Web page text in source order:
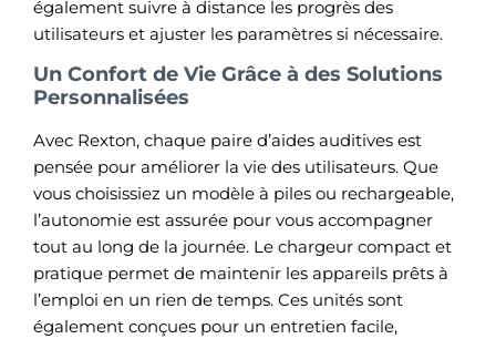
également suivre à distance les progrès des
utilisateurs et ajuster les paramètres si nécessaire.
Un Confort de Vie Grâce à des Solutions
Personnalisées
Avec Rexton, chaque paire d’aides auditives est
pensée pour améliorer la vie des utilisateurs. Que
vous choisissiez un modèle à piles ou rechargeable,
l’autonomie est assurée pour vous accompagner
tout au long de la journée. Le chargeur compact et
pratique permet de maintenir les appareils prêts à
l’emploi en un rien de temps. Ces unités sont
également conçues pour un entretien facile,